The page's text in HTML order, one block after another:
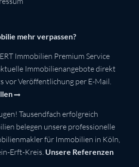
mehr verpassen?
Immobilien Premium Service
Immobilienangebote direkt
vor Veröffentlichung per E-Mail.
Tausendfach erfolgreich
belegen unsere professionelle
für Immobilien in Köln,
Erft-Kreis. Unsere Referenzen